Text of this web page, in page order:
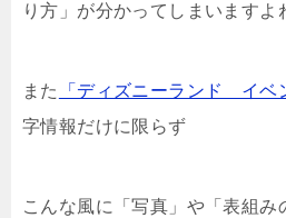
り方」が分かってしまいますよ
また 「ディズニーランド イベ
字情報だけに限らず
こんな風に「写真」や「表組み